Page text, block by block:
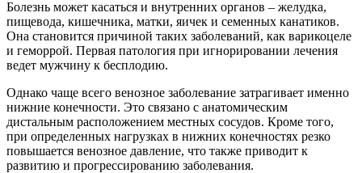
Болезнь может касаться и внутренних органов – желудка,
пищевода, кишечника, матки, яичек и семенных канатиков.
Она становится причиной таких заболеваний, как варикоцеле
и геморрой. Первая патология при игнорировании лечения
ведет мужчину к бесплодию.
Однако чаще всего венозное заболевание затрагивает именно
нижние конечности. Это связано с анатомическим
дистальным расположением местных сосудов. Кроме того,
при определенных нагрузках в нижних конечностях резко
повышается венозное давление, что также приводит к
развитию и прогрессированию заболевания.